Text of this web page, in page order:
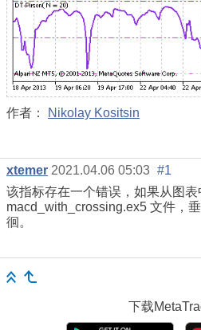
作者： Nikolay Kositsin
xtemer 2021.04.06 05:03 #1
该指标存在一个错误，如果从图
macd_with_crossing.ex5 文件，
徊。
下载